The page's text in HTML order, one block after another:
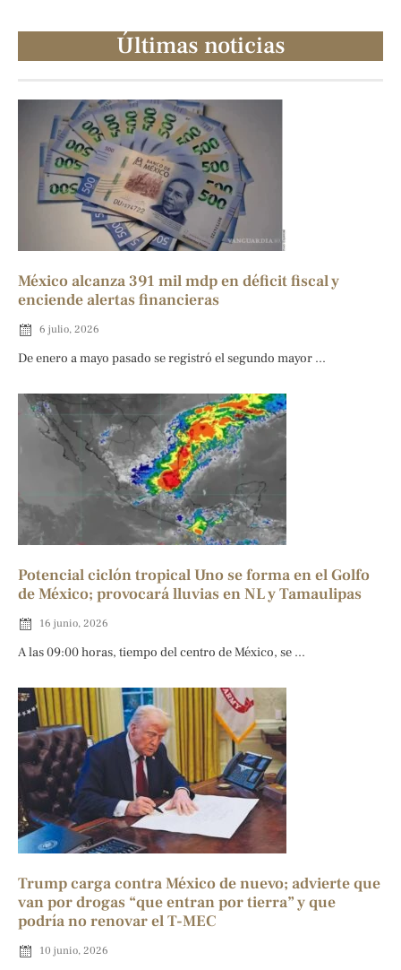
Últimas noticias
México alcanza 391 mil mdp en déficit fiscal y
enciende alertas financieras
6 julio, 2026
De enero a mayo pasado se registró el segundo mayor ...
Potencial ciclón tropical Uno se forma en el Golfo
de México; provocará lluvias en NL y Tamaulipas
16 junio, 2026
A las 09:00 horas, tiempo del centro de México, se ...
Trump carga contra México de nuevo; advierte que
van por drogas “que entran por tierra” y que
podría no renovar el T-MEC
10 junio, 2026